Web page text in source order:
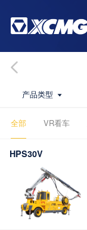
产品类型 
全部 VR看车
HPS30V